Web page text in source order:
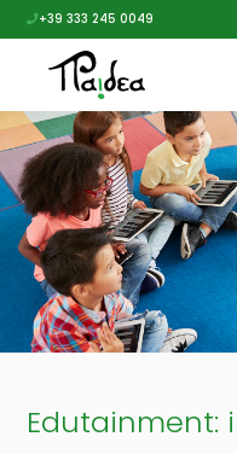
+39 333 245 0049
Edutainment: